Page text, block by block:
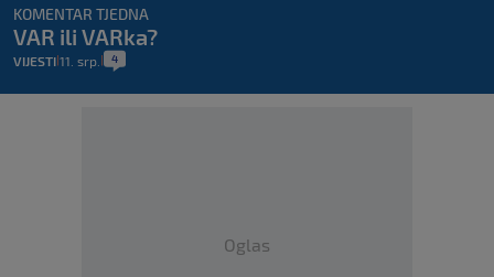
KOMENTAR TJEDNA
VAR ili VARka?
VIJESTI 11. srp. 4
Oglas